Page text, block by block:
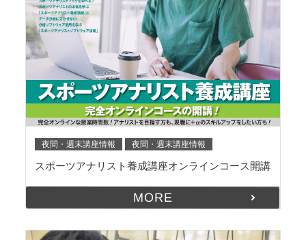
夜間・週末講座情報 夜間・週末講座情報
スポーツアナリスト養成講座オンラインコース開講
MORE